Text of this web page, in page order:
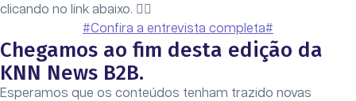
clicando no link abaixo. 👇🏻
#Confira a entrevista completa#
Chegamos ao fim desta edição da
KNN News B2B.
Esperamos que os conteúdos tenham trazido novas